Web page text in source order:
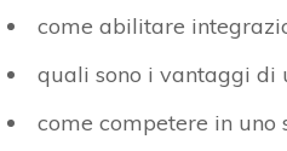
come abilitare
quali sono i vantaggi di
come competere in